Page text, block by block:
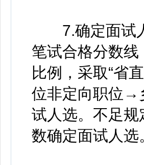
7.确定面试人
笔试合格分数
比例，采取“省
位非定向职位→
试人选。不足
数确定面试人